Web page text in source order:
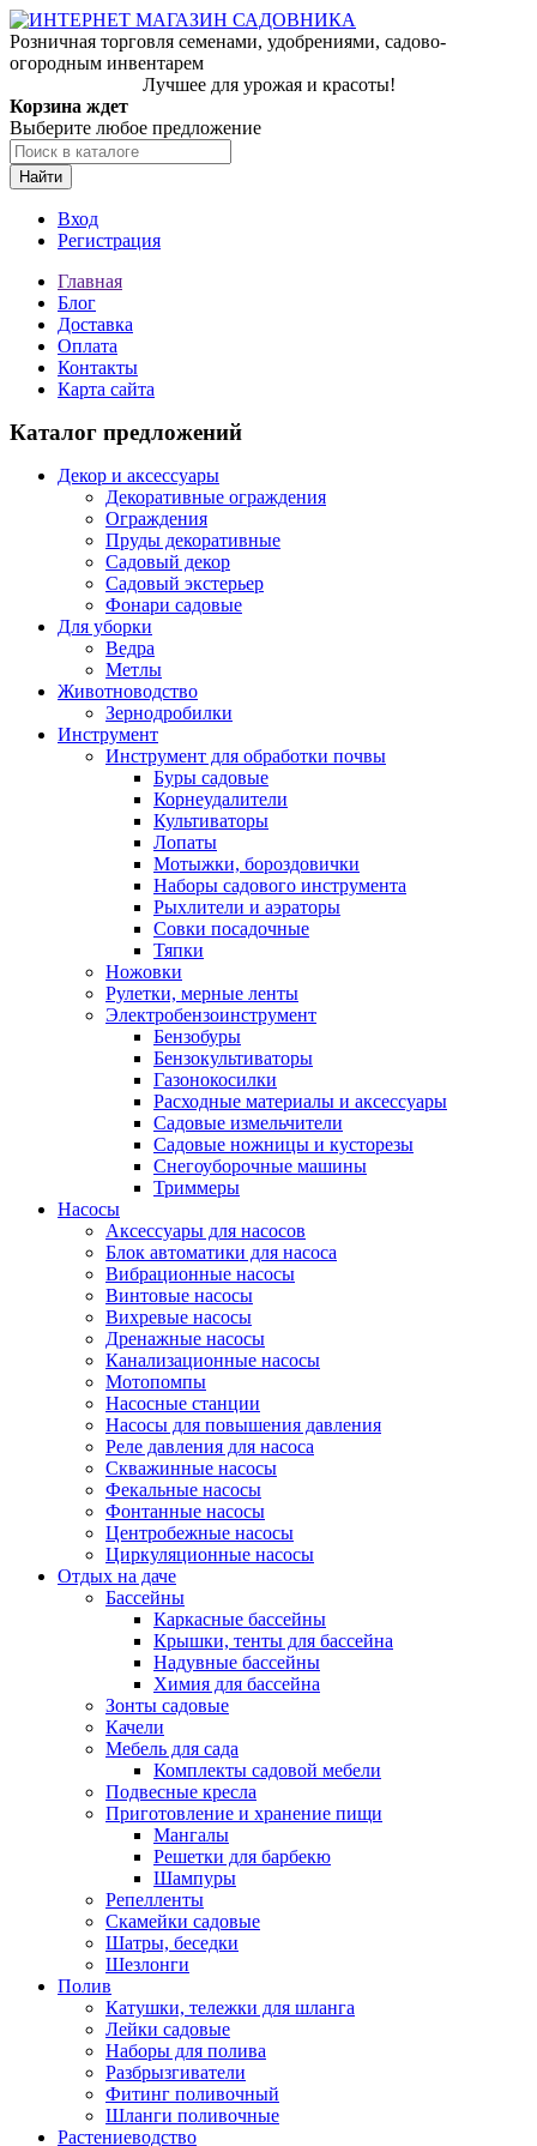
Розничная торговля семенами, удобрениями, садово-
огородным инвентарем
Лучшее для урожая и красоты!
Корзина ждет
Выберите любое предложение
Найти
Вход
Регистрация
Главная
Блог
Доставка
Оплата
Контакты
Карта сайта
Каталог предложений
Декор и аксессуары
Декоративные ограждения
Ограждения
Пруды декоративные
Садовый декор
Садовый экстерьер
Фонари садовые
Для уборки
Ведра
Метлы
Животноводство
Зернодробилки
Инструмент
Инструмент для обработки почвы
Буры садовые
Корнеудалители
Культиваторы
Лопаты
Мотыжки, бороздовички
Наборы садового инструмента
Рыхлители и аэраторы
Совки посадочные
Тяпки
Ножовки
Рулетки, мерные ленты
Электробензоинструмент
Бензобуры
Бензокультиваторы
Газонокосилки
Расходные материалы и аксессуары
Садовые измельчители
Садовые ножницы и кусторезы
Снегоуборочные машины
Триммеры
Насосы
Аксессуары для насосов
Блок автоматики для насоса
Вибрационные насосы
Винтовые насосы
Вихревые насосы
Дренажные насосы
Канализационные насосы
Мотопомпы
Насосные станции
Насосы для повышения давления
Реле давления для насоса
Скважинные насосы
Фекальные насосы
Фонтанные насосы
Центробежные насосы
Циркуляционные насосы
Отдых на даче
Бассейны
Каркасные бассейны
Крышки, тенты для бассейна
Надувные бассейны
Химия для бассейна
Зонты садовые
Качели
Мебель для сада
Комплекты садовой мебели
Подвесные кресла
Приготовление и хранение пищи
Мангалы
Решетки для барбекю
Шампуры
Репелленты
Скамейки садовые
Шатры, беседки
Шезлонги
Полив
Катушки, тележки для шланга
Лейки садовые
Наборы для полива
Разбрызгиватели
Фитинг поливочный
Шланги поливочные
Растениеводство